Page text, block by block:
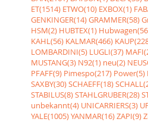
ET(1514) ETWO(10) EXBOX(1)
GENKINGER(14)GRAMMER(58)
HSM(2) HUBTEX(1)
KAHL(56) KALMAR(466)
LOMBARDINI(5) LUGLI(37)
MUSTANG(3) N92(1) neu(2)
PFAFF(9) Pimespo(217) Power(5)
SAXBY(30)SCHAEFF(18)
STABILUS(8)STAHLGRUBER(28)
unbekannt(4) UNICARRIERS(3)
YALE(1005)YANMAR(16)ZAPI(9)